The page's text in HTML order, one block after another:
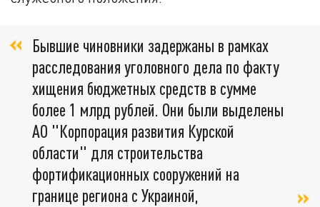
Бывшие чиновники задержаны в рамках
расследования уголовного дела по факту
хищения бюджетных средств в сумме
более 1 млрд рублей. Они были выделены
АО "Корпорация развития Курской
области" для строительства
фортификационных сооружений на
границе региона с Украиной,